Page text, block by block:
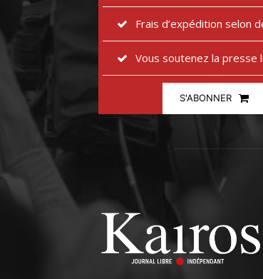
Frais d’expédition selon
Vous soutenez la presse
S'ABONNER